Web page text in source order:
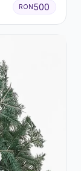
RON 500